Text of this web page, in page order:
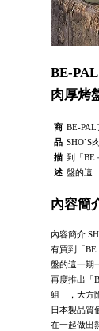
BE-
肉厚烤
商
品
描
述
BE-PAL
SHO`S
到「BE
盤的這
內容簡
內容簡介
有買到「BE
盤的這一期
再度推出「
組」，大方
日本製品質
在一起做出